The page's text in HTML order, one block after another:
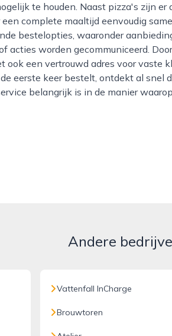
te houden. Naast pizza's zijn er
complete maaltijd eenvoudig
bestelopties, waaronder
acties worden gecommuniceerd.
een vertrouwd adres voor vaste
eerste keer bestelt, ontdekt al snel
belangrijk is in de manier
Andere
Vattenfall InCharge
Brouwtoren